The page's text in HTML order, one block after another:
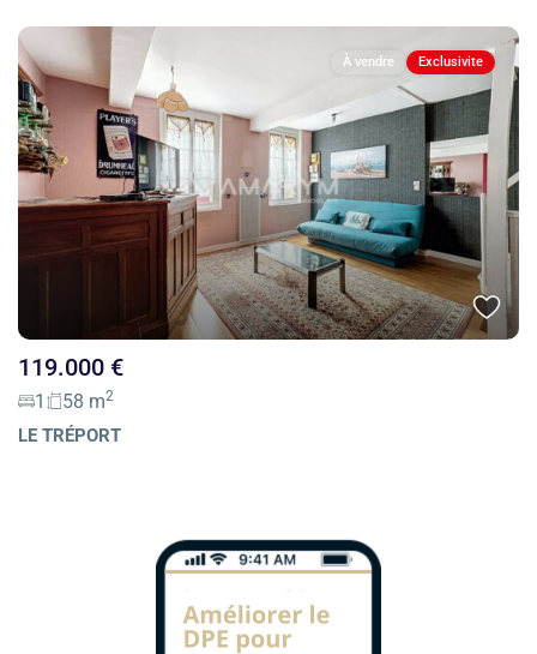
À vendre Exclusivite
119.000 €
1 58 m2
LE TRÉPORT